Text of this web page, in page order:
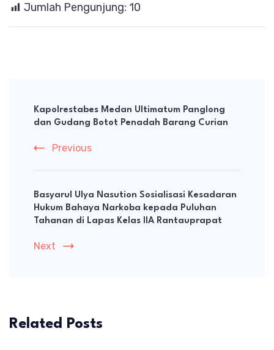
Jumlah Pengunjung: 10
Navigation
Kapolrestabes Medan Ultimatum Panglong
dan Gudang Botot Penadah Barang Curian
Previous
Basyarul Ulya Nasution Sosialisasi Kesadaran
Hukum Bahaya Narkoba kepada Puluhan
Tahanan di Lapas Kelas IIA Rantauprapat
Next
Related Posts